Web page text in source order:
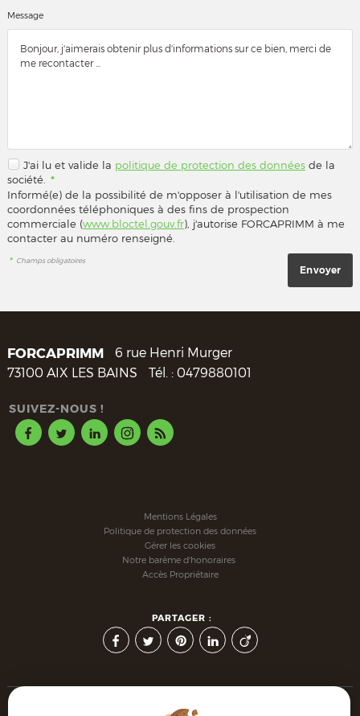
Message
J'ai lu et valide la politique de protection des donnéesde la
société.
*
Informé(e) de la possibilité de m'opposer à l'utilisation de mes
coordonnées téléphoniques à des fins de prospection
commerciale (www.bloctel.gouv.fr), j'autorise FORCAPRIMM à me
contacter au numéro renseigné.
* Champs obligatoires
FORCAPRIMM
6 rue Henri Murger
73100 AIX LES BAINS Tél. : 0479880101
SUIVEZ-NOUS !
Mentions Légales
Politique de protection des données
Gérer les cookies
Notre barème d'honoraires
Accès Propriétaire
PARTAGER :